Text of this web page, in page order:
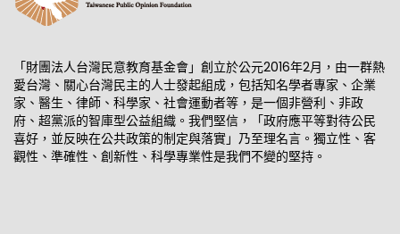
「財團法人台灣民意教育基金會」創立於公元2016年2月，由一群熱
愛台灣、關心台灣民主的人士發起組成，包括知名學者專家、企業
家、醫生、律師、科學家、社會運動者等，是一個非營利、非政
府、超黨派的智庫型公益組織。我們堅信，「政府應平等對待公民
喜好，並反映在公共政策的制定與落實」乃至理名言。獨立性、客
觀性、準確性、創新性、科學專業性是我們不變的堅持。